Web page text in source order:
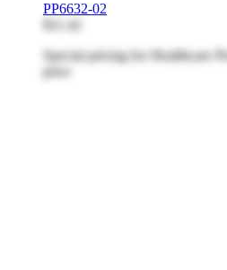
PP6632-02
$11.42
Special pricing for Healthcare
price